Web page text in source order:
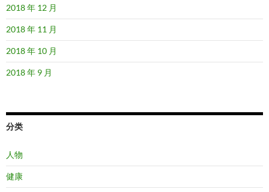
2018 年 12 月
2018 年 11 月
2018 年 10 月
2018 年 9 月
分类
人物
健康